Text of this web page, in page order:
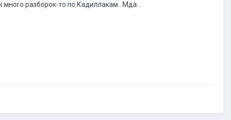
разборок-то по Кадиллакам...Мда...